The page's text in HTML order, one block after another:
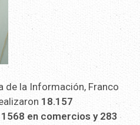
de la Información, Franco
18.157
en comercios y 283